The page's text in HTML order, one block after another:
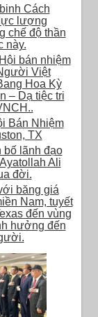
Cách
lượng
chế độ thần
này.
bán nhiệm
Việt
Hoa Kỳ
– Dạ tiệc tri
Bán Nhiệm
TX
bố lãnh đạo
Ali
đời.
băng giá
Nam, tuyết
đến vùng
hưởng đến